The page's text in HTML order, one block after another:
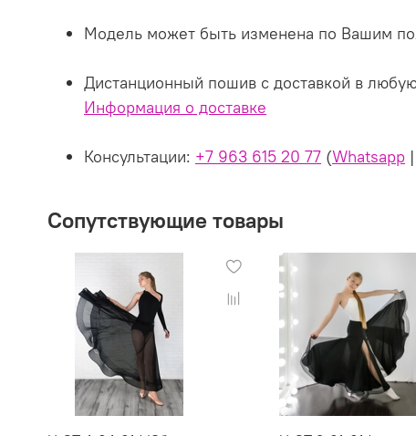
Модель может быть изменена по Вашим
Дистанционный пошив с доставкой в
Информация о доставке
Консультации: +7 963 615 20 77 (Whatsapp |
Сопутствующие товары